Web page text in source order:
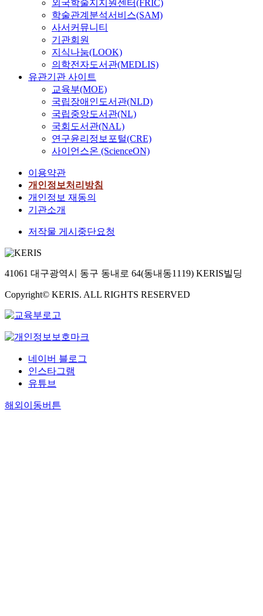
외국학술지지원센터(FRIC)
학술관계분석서비스(SAM)
사서커뮤니티
기관회원
지식나눔(LOOK)
의학전자도서관(MEDLIS)
유관기관 사이트
교육부(MOE)
국립장애인도서관(NLD)
국립중앙도서관(NL)
국회도서관(NAL)
연구윤리정보포털(CRE)
사이언스온 (ScienceON)
이용약관
개인정보처리방침
개인정보 재동의
기관소개
저작물 게시중단요청
41061 대구광역시 동구 동내로 64(동내동1119) KERIS빌딩
Copyright© KERIS. ALL RIGHTS RESERVED
네이버 블로그
인스타그램
유튜브
해외이동버튼